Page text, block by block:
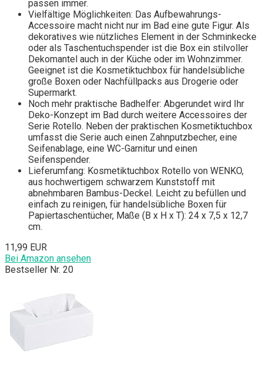
passen immer.
Vielfältige Möglichkeiten: Das Aufbewahrungs-
Accessoire macht nicht nur im Bad eine gute Figur. Als
dekoratives wie nützliches Element in der Schminkecke
oder als Taschentuchspender ist die Box ein stilvoller
Dekomantel auch in der Küche oder im Wohnzimmer.
Geeignet ist die Kosmetiktuchbox für handelsübliche
große Boxen oder Nachfüllpacks aus Drogerie oder
Supermarkt.
Noch mehr praktische Badhelfer: Abgerundet wird Ihr
Deko-Konzept im Bad durch weitere Accessoires der
Serie Rotello. Neben der praktischen Kosmetiktuchbox
umfasst die Serie auch einen Zahnputzbecher, eine
Seifenablage, eine WC-Garnitur und einen
Seifenspender.
Lieferumfang: Kosmetiktuchbox Rotello von WENKO,
aus hochwertigem schwarzem Kunststoff mit
abnehmbaren Bambus-Deckel. Leicht zu befüllen und
einfach zu reinigen, für handelsübliche Boxen für
Papiertaschentücher, Maße (B x H x T): 24 x 7,5 x 12,7
cm.
11,99 EUR
Bei Amazon ansehen
Bestseller Nr. 20